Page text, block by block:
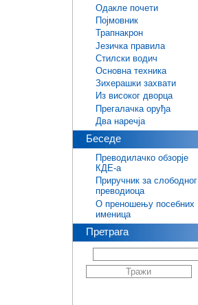
Одакле почети
Појмовник
Трапнакрон
Језичка правила
Стилски водич
Основна техника
Зихерашки захвати
Из високог дворца
Прегалачка оруђа
Два наречја
Беседе
Преводилачко обзорје
КДЕ-а
Приручник за слободног
преводиоца
О преношењу посебних
именица
Претрага